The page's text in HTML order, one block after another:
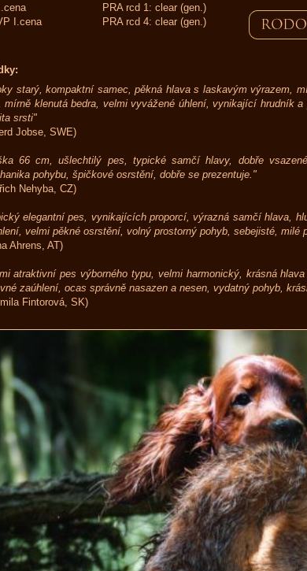
I.cena
PRA rcd 1: clear (gen.)
PRA rcd 4: clear (gen.)
starý, kompaktní samec, pěkná hlava s laskavým výrazem,
mírně klenutá bedra, velmi vyvážené úhlení, vynikající hrudník
srsti"
Jobse, SWE)
66 cm, ušlechtilý pes, typické samčí hlavy, dobře
pohybu, špičkové osrstění, dobře se prezentuje."
Nehyba, CZ)
elegantní pes, vynikajících proporcí, výrazná samčí hlava,
velmi pěkné osrstění, volný prostorný pohyb, sebejisté, milé
Ahrens, AT)
atraktivní pes výborného typu, velmi harmonický, krásná
zaúhlení, ocas správně nasazen a nesen, vydatný pohyb,
Fintorová, SK)